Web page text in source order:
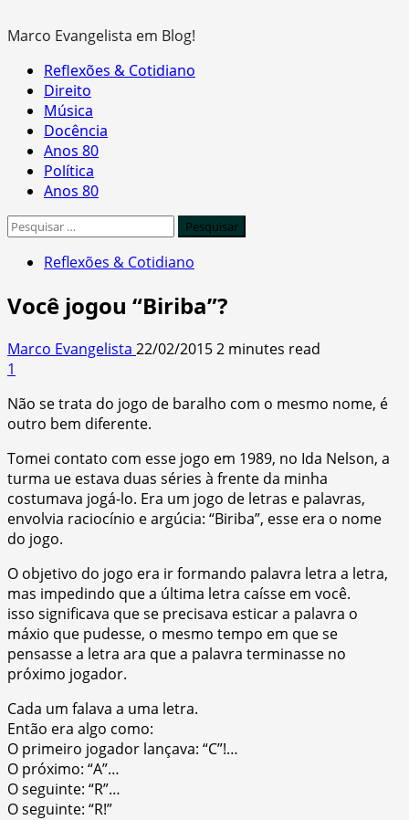
Marco Evangelista em Blog!
Primary
Menu
Reflexões & Cotidiano
Direito
Música
Docência
Anos 80
Política
Anos 80
Pesquisar
Reflexões & Cotidiano
Você jogou “Biriba”?
Marco Evangelista 22/02/20152 minutes read
1
Não se trata do jogo de baralho com o mesmo nome, é
outro bem diferente.
Tomei contato com esse jogo em 1989, no Ida Nelson, a
turma ue estava duas séries à frente da minha
costumava jogá-lo. Era um jogo de letras e palavras,
envolvia raciocínio e argúcia: “Biriba”, esse era o nome
do jogo.
O objetivo do jogo era ir formando palavra letra a letra,
mas impedindo que a última letra caísse em você.
isso significava que se precisava esticar a palavra o
máxio que pudesse, o mesmo tempo em que se
pensasse a letra ara que a palavra terminasse no
próximo jogador.
Cada um falava a uma letra.
Então era algo como:
O primeiro jogador lançava: “C”!…
O próximo: “A”…
O seguinte: “R”…
O seguinte: “R!”